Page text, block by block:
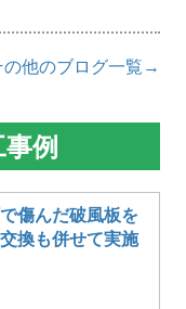
の他のブログ一覧→
例
傷んだ破風板を
換も併せて実施